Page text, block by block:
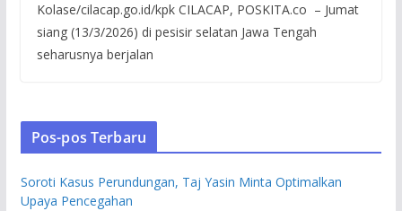
Kolase/cilacap.go.id/kpk CILACAP, POSKITA.co – Jumat
siang (13/3/2026) di pesisir selatan Jawa Tengah
seharusnya berjalan
Pos-pos Terbaru
Soroti Kasus Perundungan, Taj Yasin Minta Optimalkan
Upaya Pencegahan